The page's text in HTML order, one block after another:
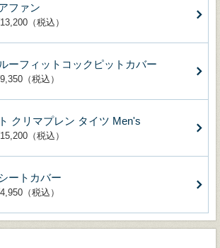
ファン
（税込）
ーフィットコックピットカバー
（税込）
クリマプレン タイツ Men's
（税込）
ートカバー
（税込）